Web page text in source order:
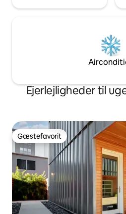
Ejerlejligheder til
Gæstefavorit
Gæstefavorit